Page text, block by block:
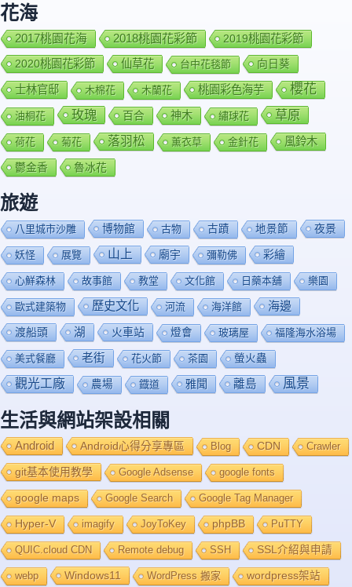
花海
2017桃園花海 2018桃園花彩節
2019桃園花彩節
2020桃園花彩節
仙草花 台中花毯節 向日葵
士林官邸 木棉花 木蘭花 桃園彩色海芋 櫻花
油桐花 玫瑰 百合 神木 繡球花 草原
荷花 菊花 落羽松 薰衣草 金針花 風鈴木
鬱金香 魯冰花
旅遊
八里城市沙雕 博物館 古物 古蹟 地景節 夜景
妖怪 展覽 山上 廟宇 彌勒佛 彩繪
心鮮森林 故事館 教堂 文化館 日藥本舖 樂園
歐式建築物 歷史文化 河流 海洋館 海邊
渡船頭 湖 火車站 燈會 玻璃屋 福隆海水浴場
美式餐廳 老街 花火節 茶園 螢火蟲
觀光工廠 農場 鐡道 雅聞 離島 風景
生活與網站架設相關
Android Android心得分享專區 Blog CDN Crawler
git基本使用教學 Google Adsense google fonts
google maps Google Search Google Tag Manager
Hyper-V imagify JoyToKey phpBB PuTTY
QUIC.cloud CDN Remote debug SSH SSL介紹與申請
webp Windows11 WordPress 搬家 wordpress架站